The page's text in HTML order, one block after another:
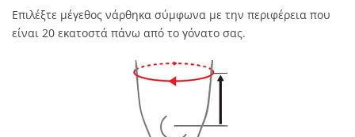
Επιλέξτε μέγεθος νάρθηκα σύμφωνα με την περιφέρεια που
είναι 20 εκατοστά πάνω από το γόνατο σας.